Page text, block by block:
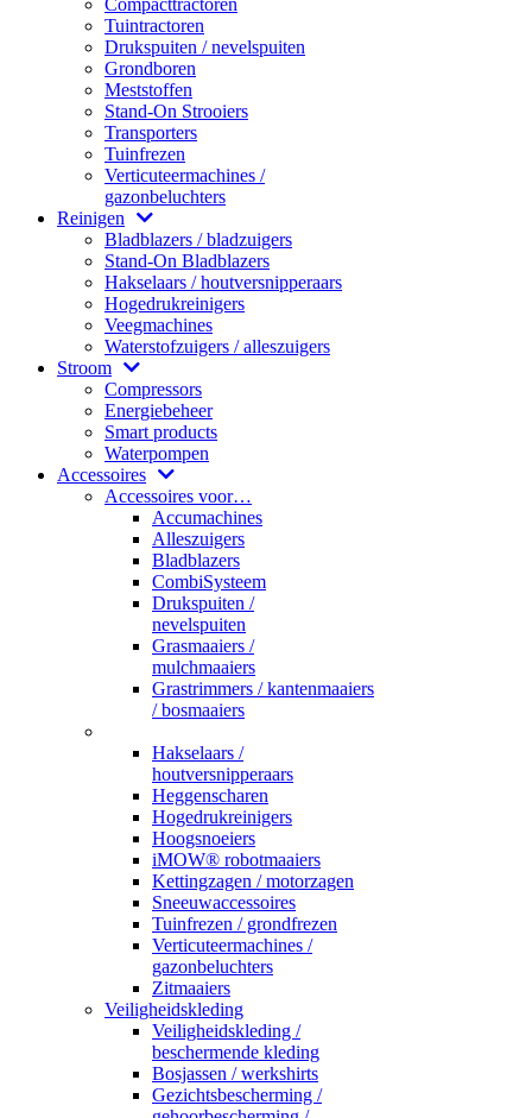
Compacttractoren
Tuintractoren
Drukspuiten / nevelspuiten
Grondboren
Meststoffen
Stand-On Strooiers
Transporters
Tuinfrezen
Verticuteermachines /
gazonbeluchters
Reinigen
Bladblazers / bladzuigers
Stand-On Bladblazers
Hakselaars / houtversnipperaars
Hogedrukreinigers
Veegmachines
Waterstofzuigers / alleszuigers
Stroom
Compressors
Energiebeheer
Smart products
Waterpompen
Accessoires
Accessoires voor…
Accumachines
Alleszuigers
Bladblazers
CombiSysteem
Drukspuiten /
nevelspuiten
Grasmaaiers /
mulchmaaiers
Grastrimmers / kantenmaaiers
/ bosmaaiers
Hakselaars /
houtversnipperaars
Heggenscharen
Hogedrukreinigers
Hoogsnoeiers
iMOW® robotmaaiers
Kettingzagen / motorzagen
Sneeuwaccessoires
Tuinfrezen / grondfrezen
Verticuteermachines /
gazonbeluchters
Zitmaaiers
Veiligheidskleding
Veiligheidskleding /
beschermende kleding
Bosjassen / werkshirts
Gezichtsbescherming /